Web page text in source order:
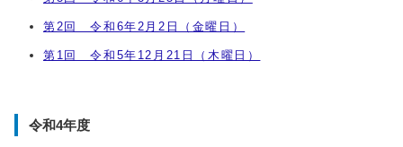
第2回 令和6年2月2日（金曜日）
第1回 令和5年12月21日（木曜日）
令和4年度